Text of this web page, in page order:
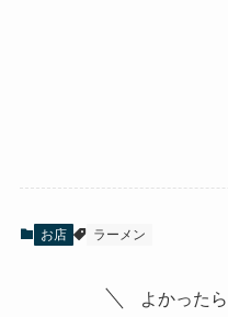
お店 ラーメン
よかった